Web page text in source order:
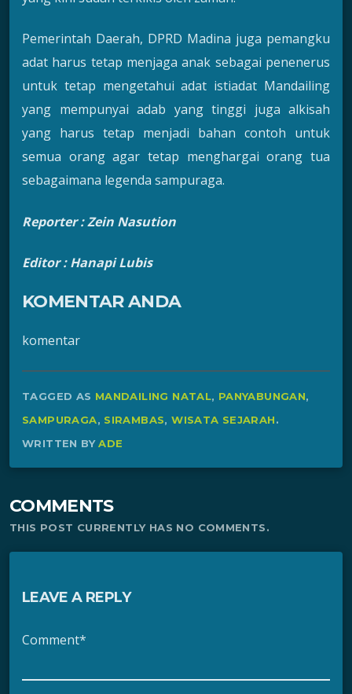
Pemerintah Daerah, DPRD Madina juga pemangku
adat harus tetap menjaga anak sebagai penenerus
untuk tetap mengetahui adat istiadat Mandailing
yang mempunyai adab yang tinggi juga alkisah
yang harus tetap menjadi bahan contoh untuk
semua orang agar tetap menghargai orang tua
sebagaimana legenda sampuraga.
Reporter :Zein Nasution
Editor : Hanapi Lubis
KOMENTAR ANDA
komentar
TAGGED AS MANDAILING NATAL, PANYABUNGAN,
SAMPURAGA, SIRAMBAS,WISATA SEJARAH.
WRITTEN BYADE
COMMENTS
THIS POST CURRENTLY HAS NO COMMENTS.
LEAVE A REPLY
Comment*